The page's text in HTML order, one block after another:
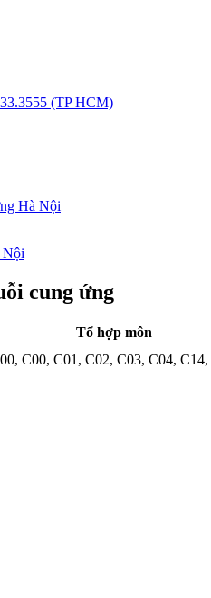
(TP HCM)
Hà Nội
Nội
cung ứng
Tổ hợp môn
, C00, C01, C02, C03, C04, C14,